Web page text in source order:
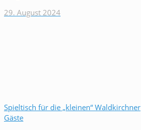
29. August 2024
Spieltisch für die „kleinen“ Waldkirchner
Gäste